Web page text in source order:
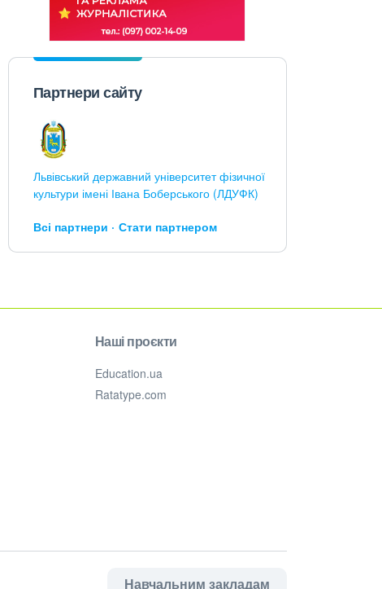
Партнери сайту
Львівський державний університет фізичної
культури імені Івана Боберського (ЛДУФК)
Всі партнери Стати партнером
Наші проєкти
Education.ua
Ratatype.com
Навчальним закладам